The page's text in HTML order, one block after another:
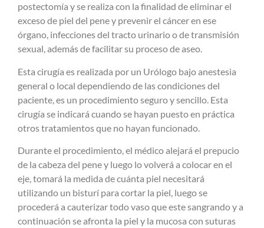
postectomía y se realiza con la finalidad de eliminar el
exceso de piel del pene y prevenir el cáncer en ese
órgano, infecciones del tracto urinario o de transmisión
sexual, además de facilitar su proceso de aseo.
Esta cirugía es realizada por un Urólogo bajo anestesia
general o local dependiendo de las condiciones del
paciente, es un procedimiento seguro y sencillo. Esta
cirugía se indicará cuando se hayan puesto en práctica
otros tratamientos que no hayan funcionado.
Durante el procedimiento, el médico alejará el prepucio
de la cabeza del pene y luego lo volverá a colocar en el
eje, tomará la medida de cuánta piel necesitará
utilizando un bisturí para cortar la piel, luego se
procederá a cauterizar todo vaso que este sangrando y a
continuación se afronta la piel y la mucosa con suturas